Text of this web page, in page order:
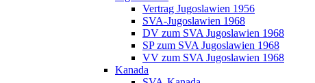
Vertrag Jugoslawien 1956
SVA-Jugoslawien 1968
DV zum SVA Jugoslawien 1968
SP zum SVA Jugoslawien 1968
VV zum SVA Jugoslawien 1968
Kanada